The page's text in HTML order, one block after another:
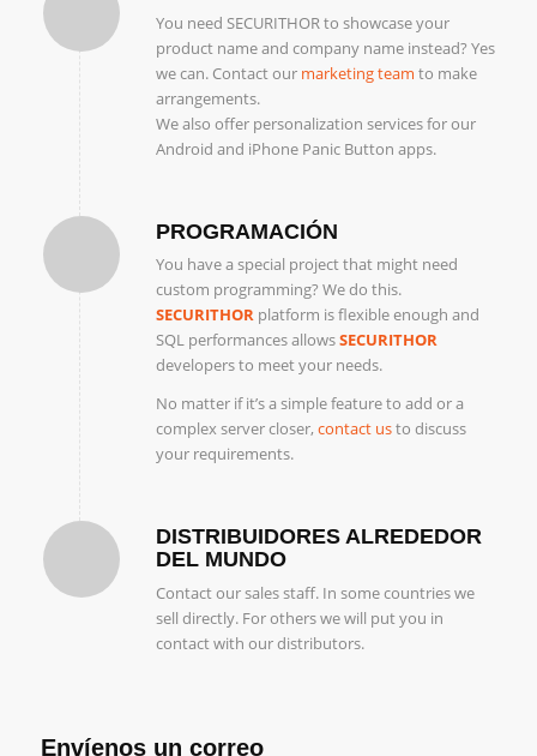
You need SECURITHOR to showcase your
product name and company name instead? Yes
we can. Contact our marketing team to make
arrangements.
We also offer personalization services for our
Android and iPhone Panic Button apps.
PROGRAMACIÓN
You have a special project that might need
custom programming? We do this.
SECURITHORplatform is flexible enough and
SQL performances allowsSECURITHOR
developers to meet your needs.
No matter if it’s a simple feature to add or a
complex server closer, contact usto discuss
your requirements.
DISTRIBUIDORES ALREDEDOR
DEL MUNDO
Contact our sales staff. In some countries we
sell directly. For others we will put you in
contact with our distributors.
Envíenos un correo